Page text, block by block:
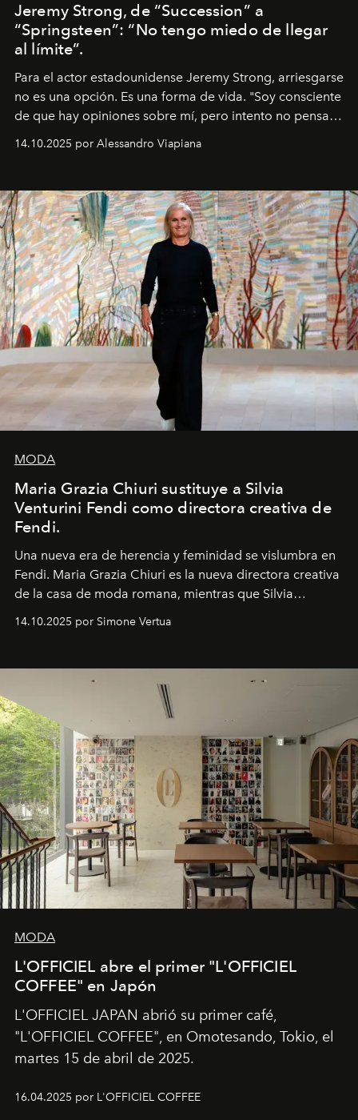
Jeremy Strong, de “Succession” a
“Springsteen”: “No tengo miedo de llegar
al límite”.
Para el actor estadounidense Jeremy Strong, arriesgarse
no es una opción. Es una forma de vida. "Soy consciente
de que hay opiniones sobre mí, pero intento no pensar
demasiado en cómo me perciben. Creo que es una
pérdida de tiempo", afirma.
14.10.2025 por Alessandro Viapiana
MODA
Maria Grazia Chiuri sustituye a Silvia
Venturini Fendi como directora creativa de
Fendi.
Una nueva era de herencia y feminidad se vislumbra en
Fendi. Maria Grazia Chiuri es la nueva directora creativa
de la casa de moda romana, mientras que Silvia
14.10.2025 por Simone Vertua
MODA
L'OFFICIEL abre el primer "L'OFFICIEL
COFFEE" en Japón
L'OFFICIEL JAPAN abrió su primer café,
"L'OFFICIEL COFFEE", en Omotesando, Tokio, el
martes 15 de abril de 2025.
16.04.2025 por L'OFFICIEL COFFEE